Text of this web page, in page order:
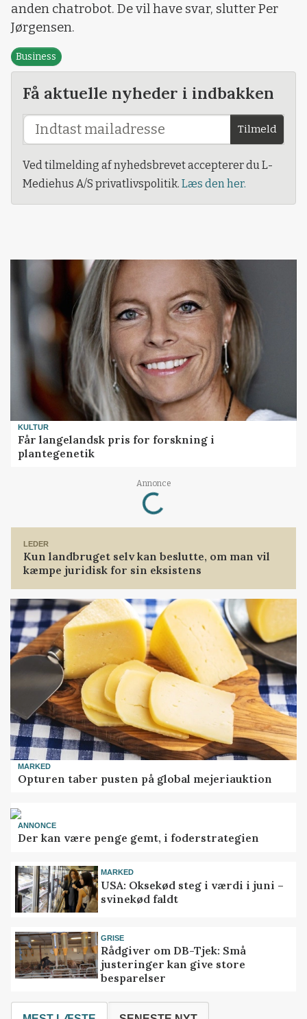
anden chatrobot. De vil have svar, slutter Per
Jørgensen.
Business
Få aktuelle nyheder i indbakken
Tilmeld
Ved tilmelding af nyhedsbrevet accepterer du L-
Mediehus A/S privatlivspolitik. Læs den her.
KULTUR
Får langelandsk pris for forskning i
plantegenetik
Annonce
Loading...
LEDER
Kun landbruget selv kan beslutte, om man vil
kæmpe juridisk for sin eksistens
MARKED
Opturen taber pusten på global mejeriauktion
ANNONCE
Der kan være penge gemt, i foderstrategien
MARKED
USA: Oksekød steg i værdi i juni –
svinekød faldt
GRISE
Rådgiver om DB-Tjek: Små
justeringer kan give store
besparelser